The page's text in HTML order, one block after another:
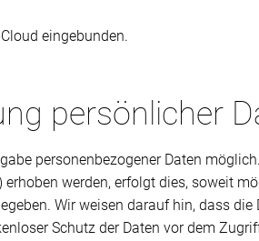
eingebunden.
persönlicher
personenbezogener Daten
werden, erfolgt dies, soweit
Wir weisen darauf hin, dass
Schutz der Daten vor dem